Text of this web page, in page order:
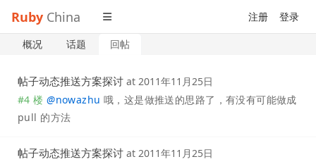
Ruby China 注册 登录
概况 话题 回帖
帖子动态推送方案探讨 at 2011年11月25日
#4 楼 @nowazhu 哦，这是做推送的思路了，有没有可能做成
pull 的方法
帖子动态推送方案探讨 at 2011年11月25日